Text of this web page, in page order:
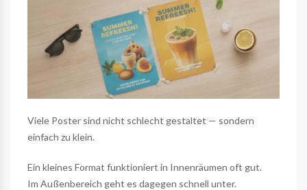
Viele Poster sind nicht schlecht gestaltet — sondern
einfach zu klein.
Ein kleines Format funktioniert in Innenräumen oft gut.
Im Außenbereich geht es dagegen schnell unter.